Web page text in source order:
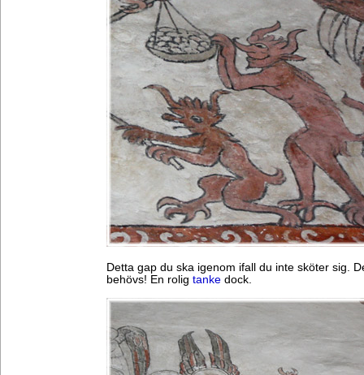
Detta gap du ska igenom ifall du inte sköter sig.
behövs! En rolig tanke dock.